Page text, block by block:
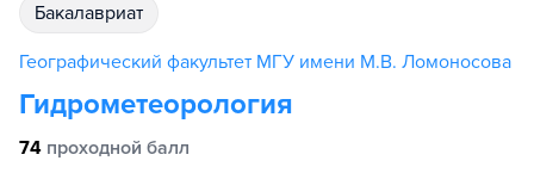
бакалавриат
Географический факультет МГУ имени М.В. Ломоносова
Гидрометеорология
74 проходной балл